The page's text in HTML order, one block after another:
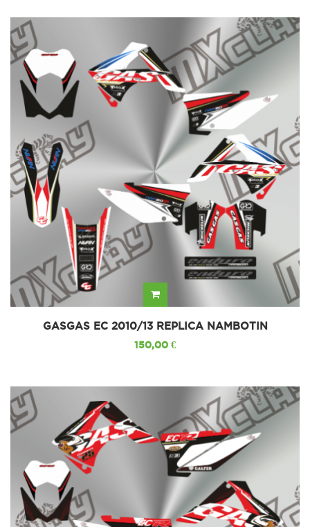
GASGAS EC 2010/13 REPLICA NAMBOTIN
150,00 €